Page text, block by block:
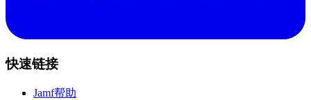
快速链接
Jamf帮助